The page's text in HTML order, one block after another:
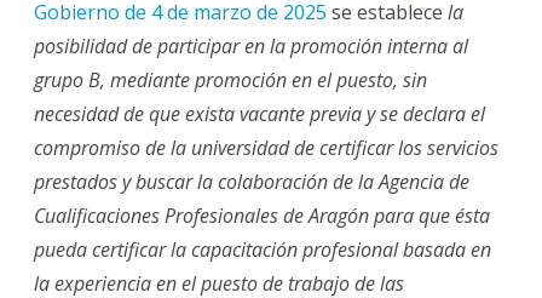
Gobierno de 4 de marzo de 2025 se establece la
posibilidad de participar en la promoción interna al
grupo B, mediante promoción en el puesto, sin
necesidad de que exista vacante previa y se declara el
compromiso de la universidad de certificar los servicios
prestados y buscar la colaboración de la Agencia de
Cualificaciones Profesionales de Aragón para que ésta
pueda certificar la capacitación profesional basada en
la experiencia en el puesto de trabajo de las